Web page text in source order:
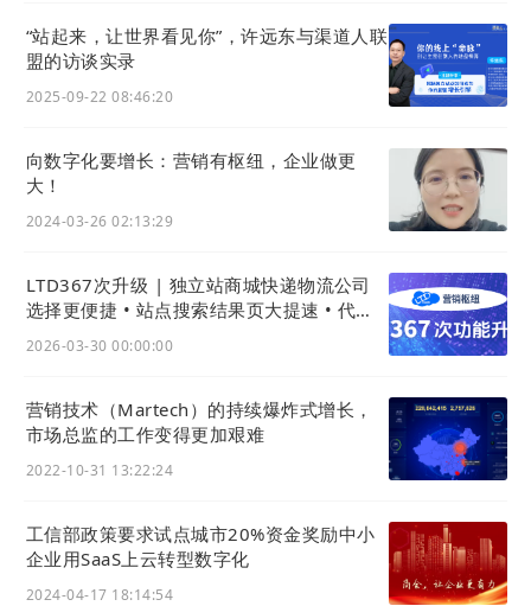
“站起来，让世界看见你”，许远东与渠道人联
盟的访谈实录
2025-09-22 08:46:20
向数字化要增长：营销有枢纽，企业做更
大！
2024-03-26 02:13:29
LTD367次升级 | 独立站商城快递物流公司
选择更便捷 • 站点搜索结果页大提速 • 代码
2026-03-30 00:00:00
营销技术（Martech）的持续爆炸式增长，
市场总监的工作变得更加艰难
2022-10-31 13:22:24
工信部政策要求试点城市20%资金奖励中小
企业用SaaS上云转型数字化
2024-04-17 18:14:54